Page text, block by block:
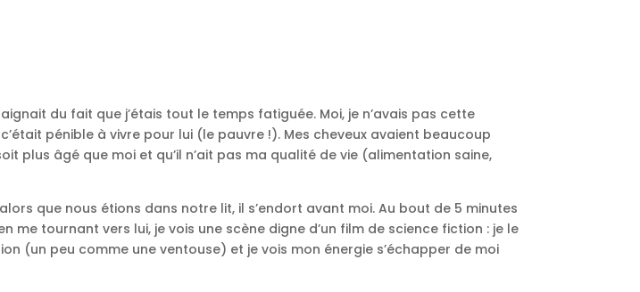
du fait que j’étais tout le temps fatiguée. Moi, je n’avais pas cette
pénible à vivre pour lui (le pauvre !). Mes cheveux avaient beaucoup
plus âgé que moi et qu’il n’ait pas ma qualité de vie (alimentation saine,
que nous étions dans notre lit, il s’endort avant moi. Au bout de 5 minutes
me tournant vers lui, je vois une scène digne d’un film de science fiction : je le
(un peu comme une ventouse) et je vois mon énergie s’échapper de moi